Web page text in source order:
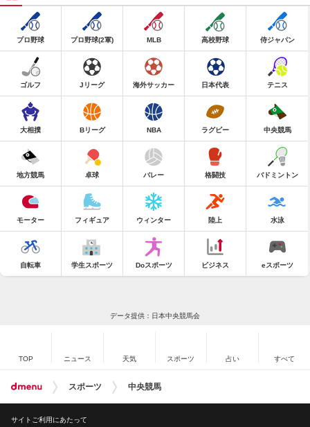
プロ野球 プロ野球(2軍) MLB 高校野球 侍ジャパン
ゴルフ Jリーグ 海外サッカー 日本代表 テニス
大相撲 Bリーグ NBA ラグビー 中央競馬
地方競馬 卓球 バレー 格闘技 バドミントン
モーター フィギュア ウィンター 陸上 水泳
自転車 学生スポーツ Doスポーツ ビジネス eスポーツ
データ提供：日本中央競馬会
TOP ニュース 天気 スポーツ 占い すべて
スポーツ 中央競馬
サイトご利用にあたって